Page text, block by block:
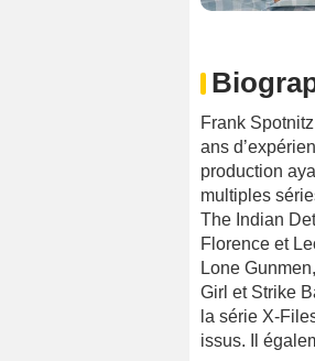
Frank
ans
production
multiples
The Indian
Florence et
Lone
Girl et Strike
la série X-
issus. Il